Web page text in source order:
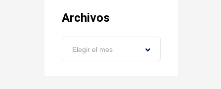
Archivos
Archivos
Elegir el mes